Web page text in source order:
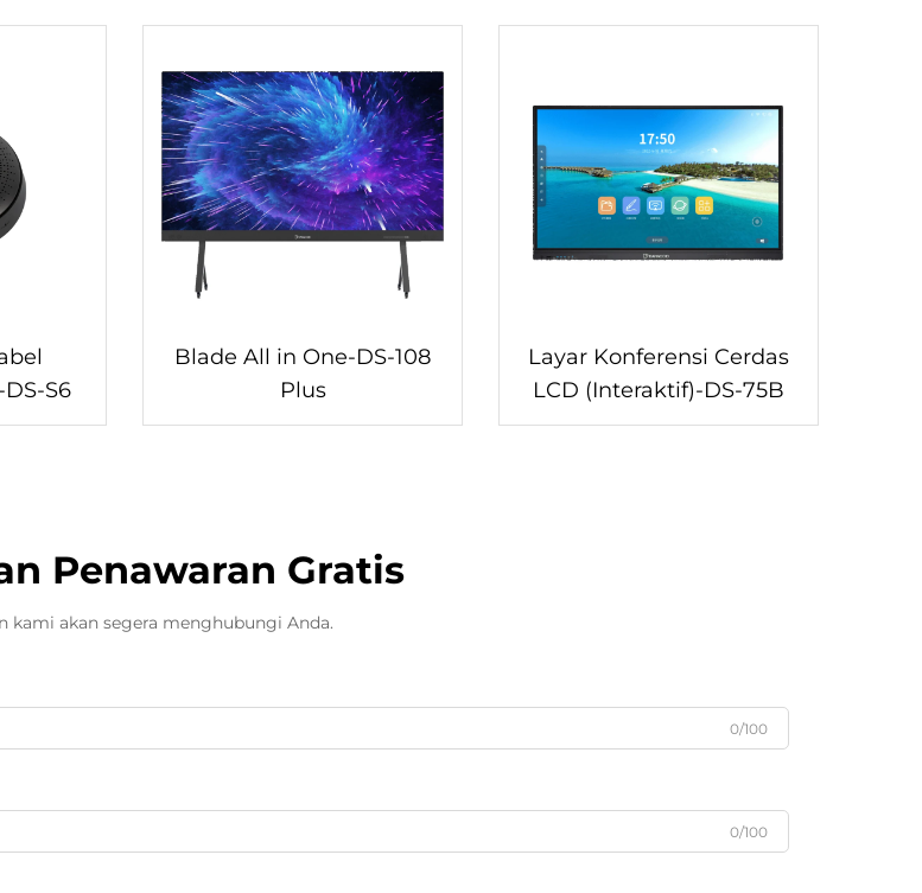
S6
Blade All in One-DS-108
Plus
Layar Konferensi Cerdas
LCD (Interaktif)-DS-75B
Penawaran Gratis
kami akan segera menghubungi Anda.
0/100
0/100